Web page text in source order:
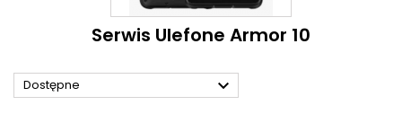
Serwis Ulefone Armor 10
Dostępne 